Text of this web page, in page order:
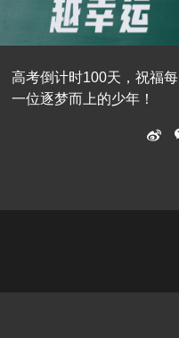
高考倒计时100天，祝福每
一位逐梦而上的少年！